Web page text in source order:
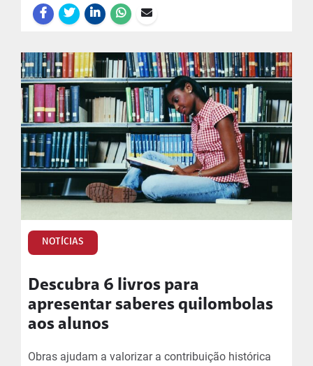
NOTÍCIAS
Descubra 6 livros para
apresentar saberes quilombolas
aos alunos
Obras ajudam a valorizar a contribuição histórica